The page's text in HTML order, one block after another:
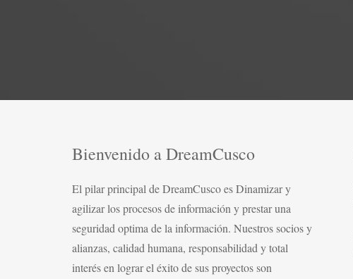
Bienvenido a DreamCusco
El pilar principal de DreamCusco es Dinamizar y
agilizar los procesos de información y prestar una
seguridad optima de la información. Nuestros socios y
alianzas, calidad humana, responsabilidad y total
interés en lograr el éxito de sus proyectos son